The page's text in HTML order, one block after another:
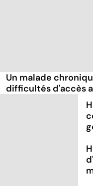
Un malade
difficultés d'accès